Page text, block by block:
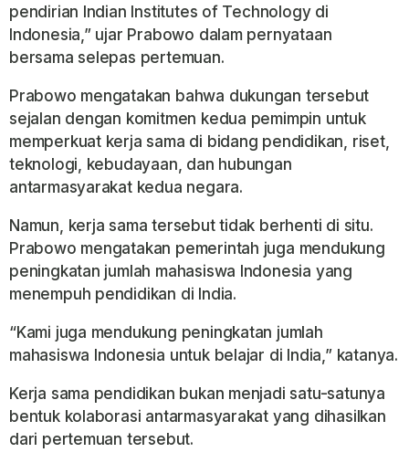
pendirian Indian Institutes of Technology di
Indonesia,” ujar Prabowo dalam pernyataan
bersama selepas pertemuan.
Prabowo mengatakan bahwa dukungan tersebut
sejalan dengan komitmen kedua pemimpin untuk
memperkuat kerja sama di bidang pendidikan, riset,
teknologi, kebudayaan, dan hubungan
antarmasyarakat kedua negara.
Namun, kerja sama tersebut tidak berhenti di situ.
Prabowo mengatakan pemerintah juga mendukung
peningkatan jumlah mahasiswa Indonesia yang
menempuh pendidikan di India.
“Kami juga mendukung peningkatan jumlah
mahasiswa Indonesia untuk belajar di India,” katanya.
Kerja sama pendidikan bukan menjadi satu-satunya
bentuk kolaborasi antarmasyarakat yang dihasilkan
dari pertemuan tersebut.